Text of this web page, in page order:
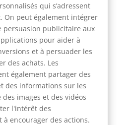
qui s’adressent
On peut également intégrer
persuasion publicitaire aux
pour aider à
et à persuader les
des achats. Les
également partager des
des informations sur les
images et des vidéos
l'intérêt des
à encourager des actions.